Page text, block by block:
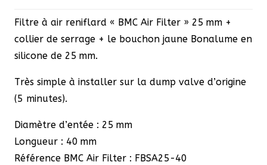
jet
&
Multiair
Filtre à air reniflard « BMC Air Filter » 25 mm +
collier de serrage + le bouchon jaune Bonalume en
silicone de 25 mm.
Très simple à installer sur la dump valve d’origine
(5 minutes).
Diamètre d’entée : 25 mm
Longueur : 40 mm
Référence BMC Air Filter : FBSA25-40